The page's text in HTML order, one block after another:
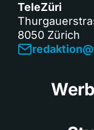
TeleZüri
8050 Zürich